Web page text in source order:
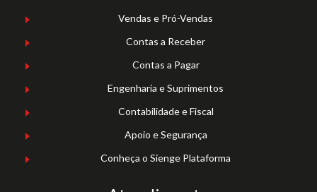
Vendas e Pró-Vendas
Contas a Receber
Contas a Pagar
Engenharia e Suprimentos
Contabilidade e Fiscal
Apoio e Segurança
Conheça o Sienge Plataforma